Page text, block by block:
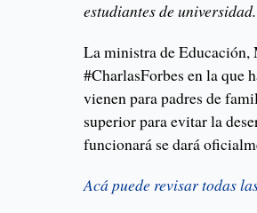
estudiantes de universidad.
La ministra de
#CharlasForbes en la que
vienen para padres de
superior para evitar la
funcionará se dará
Acá puede revisar todas